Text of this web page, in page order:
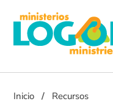
Inicio
Recursos